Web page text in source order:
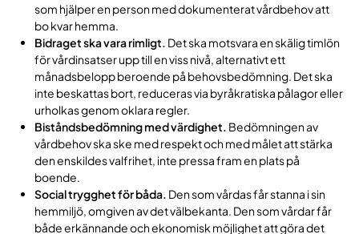
som hjälper en person med dokumenterat vårdbehov att
bo kvar hemma.
Bidraget ska vara rimligt. Det ska motsvara en skälig timlön
för vårdinsatser upp till en viss nivå, alternativt ett
månadsbelopp beroende på behovsbedömning. Det ska
inte beskattas bort, reduceras via byråkratiska pålagor eller
urholkas genom oklara regler.
Biståndsbedömning med värdighet. Bedömningen av
vårdbehov ska ske med respekt och med målet att stärka
den enskildes valfrihet, inte pressa fram en plats på
boende.
Social trygghet för båda. Den som vårdas får stanna i sin
hemmiljö, omgiven av det välbekanta. Den som vårdar får
både erkännande och ekonomisk möjlighet att göra det